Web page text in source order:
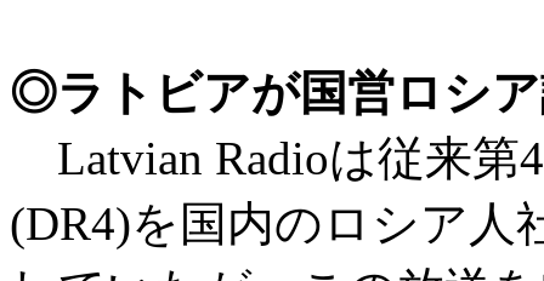
◎ラトビアが国営ロシ
Latvian Radioは従来第
(DR4)を国内のロシア人